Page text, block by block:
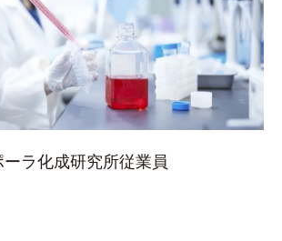
ーラ化成研究所従業員